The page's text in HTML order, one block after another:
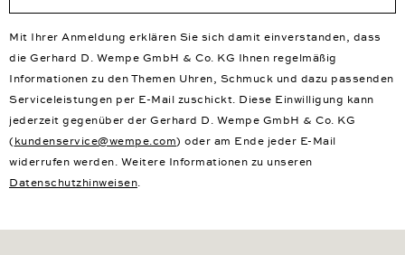
Mit Ihrer Anmeldung erklären Sie sich damit einverstanden, dass
die Gerhard D. Wempe GmbH & Co. KG Ihnen regelmäßig
Informationen zu den Themen Uhren, Schmuck und dazu passenden
Serviceleistungen per E-Mail zuschickt. Diese Einwilligung kann
jederzeit gegenüber der Gerhard D. Wempe GmbH & Co. KG
( kundenservice@wempe.com) oder am Ende jeder E-Mail
widerrufen werden. Weitere Informationen zu unseren
Datenschutzhinweisen.